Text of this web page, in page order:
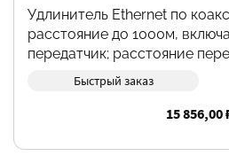
Удлинитель Ethernet по
расстояние до 1000м,
передатчик; расстояние
Быстрый заказ
15 856,00